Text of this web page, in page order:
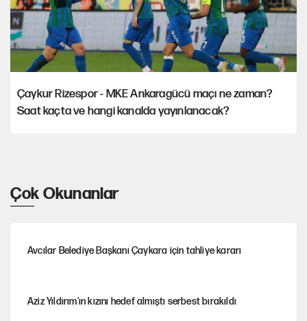
Çaykur Rizespor - MKE Ankaragücü maçı ne zaman?
Saat kaçta ve hangi kanalda yayınlanacak?
Çok Okunanlar
Avcılar Belediye Başkanı Çaykara için tahliye kararı
Aziz Yıldırım'ın kızını hedef almıştı serbest bırakıldı